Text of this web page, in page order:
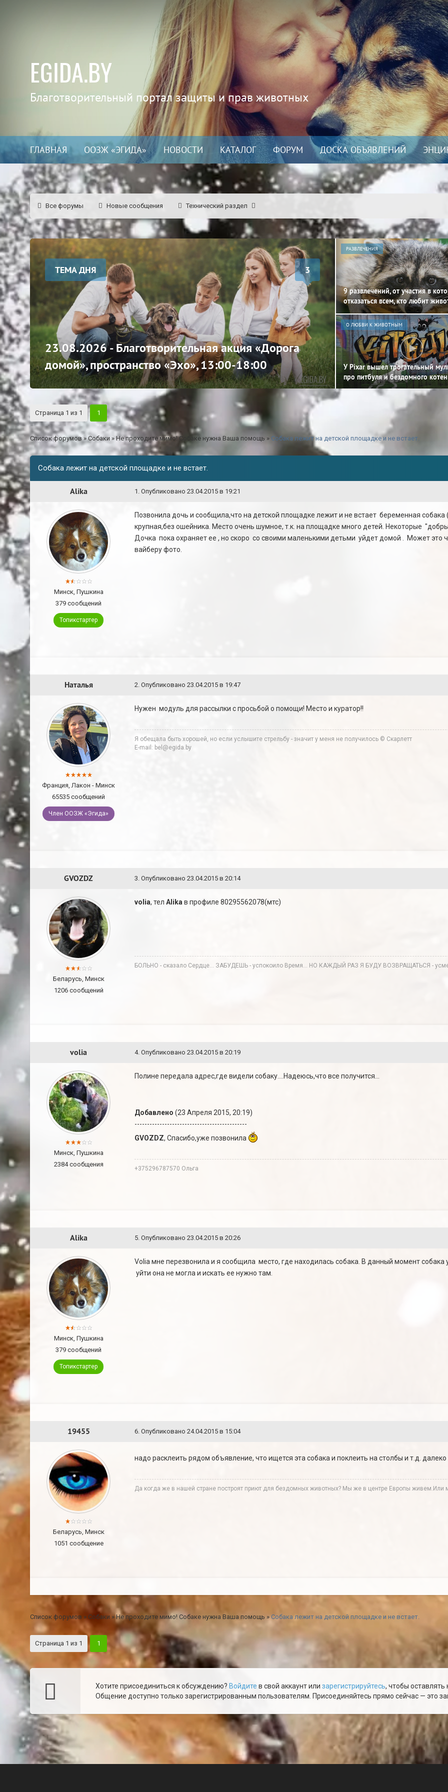
EGIDA.BY
Благотворительный портал защиты и прав животных
ГЛАВНАЯ ООЗЖ «ЭГИДА» НОВОСТИ КАТАЛОГ ФОРУМ ДОСКА ОБЪЯВЛЕНИЙ
Все форумы Новые сообщения Технический раздел
ТЕМА ДНЯ 3
23.08.2026 - Благотворительная акция «Дорога
домой», пространство «Эхо», 13:00-18:00
РАЗВЛЕЧЕНИЯ
9 развлечений, от участия в
отказаться всем, кто любит
О ЛЮБВИ К ЖИВОТНЫМ
У Pixar вышел трогательный
про питбуля и бездомного
Страница 1 из 1 1
Список форумов » Собаки » Не проходите мимо! Собаке нужна Ваша помощь » Собака лежит на детской площадке и не встает.
Собака лежит на детской площадке и не встает.
Alika 1 . Опубликовано 23.04.2015 в 19:21
Минск, Пушкина
379 сообщений
Топикстартер
Позвонила дочь и сообщила,что на детской площадке лежит и не встает беременная
крупная,без ошейника. Место очень шумное, т.к. на площадке много детей. Некоторые
Дочка пока охраняет ее , но скоро со своими маленькими детьми уйдет домой . Может это
вайберу фото.
Наталья 2. Опубликовано 23.04.2015 в 19:47
Франция, Лакон - Минск
65535 сообщений
Член ООЗЖ «Эгида»
Нужен модуль для рассылки с просьбой о помощи! Место и куратор!!
Я обещала быть хорошей, но если услышите стрельбу - значит у меня не получилось © Скарлетт
E-mail: bel@egida.by
GVOZDZ 3. Опубликовано 23.04.2015 в 20:14
Беларусь, Минск
1206 сообщений
volia, тел Alika в профиле 80295562078(мтс)
БОЛЬНО - сказало Сердце… ЗАБУДЕШЬ - успокоило Время… НО КАЖДЫЙ РАЗ Я БУДУ ВОЗВРАЩАТЬСЯ -
volia 4. Опубликовано 23.04.2015 в 20:19
Минск, Пушкина
2384 сообщения
Полине передала адрес,где видели собаку....Надеюсь,что все получится...
Добавлено (23 Апреля 2015, 20:19)
---------------------------------------------
GVOZDZ, Спасибо,уже позвонила
+375296787570 Ольга
Alika 5. Опубликовано 23.04.2015 в 20:26
Минск, Пушкина
379 сообщений
Топикстартер
Volia мне перезвонила и я сообщила место, где находилась собака. В данный момент
уйти она не могла и искать ее нужно там.
19455 6. Опубликовано 24.04.2015 в 15:04
Беларусь, Минск
1051 сообщение
надо расклеить рядом объявление, что ищется эта собака и поклеить на столбы и т.д.
Да когда же в нашей стране построят приют для бездомных животных? Мы же в центре Европы живем.Или
Список форумов » Собаки » Не проходите мимо! Собаке нужна Ваша помощь » Собака лежит на детской площадке и не встает.
Страница 1 из 1 1
Хотите присоединиться к обсуждению? Войдите в свой аккаунт или зарегистрируйтесь, чтобы
Общение доступно только зарегистрированным пользователям. Присоединяйтесь прямо сейчас — это